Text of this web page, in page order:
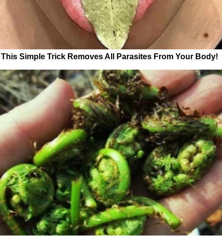
This Simple Trick Removes All Parasites From Your Body!